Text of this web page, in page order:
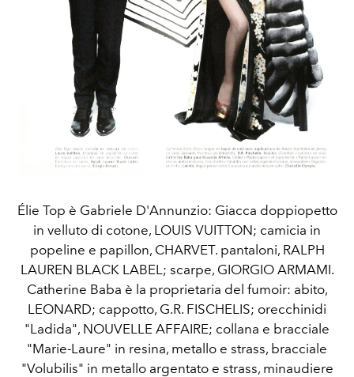
Élie Top è Gabriele D'Annunzio: Giacca doppiopetto
in velluto di cotone, LOUIS VUITTON; camicia in
popeline e papillon, CHARVET. pantaloni, RALPH
LAUREN BLACK LABEL; scarpe, GIORGIO ARMAMI.
Catherine Baba è la proprietaria del fumoir: abito,
LEONARD; cappotto, G.R. FISCHELIS; orecchinidi
"Ladida", NOUVELLE AFFAIRE; collana e bracciale
"Marie-Laure" in resina, metallo e strass, bracciale
"Volubilis" in metallo argentato e strass, minaudiere